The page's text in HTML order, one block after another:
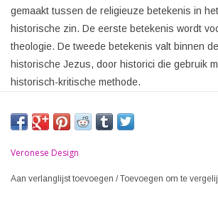
gemaakt tussen de religieuze betekenis in
historische zin. De eerste betekenis wordt
theologie. De tweede betekenis valt binnen
historische Jezus, door historici die gebruik
historisch-kritische methode.
Veronese Design
Aan verlanglijst toevoegen /Toevoegen om te